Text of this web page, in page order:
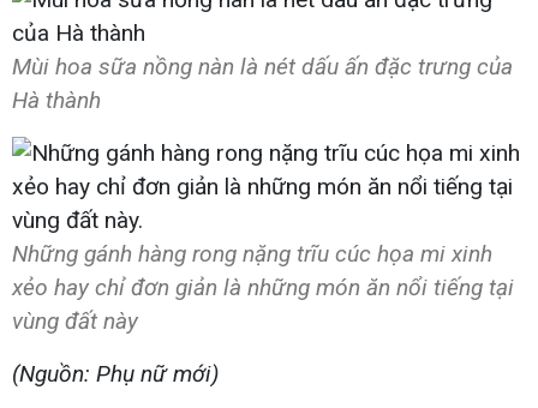
Mùi hoa sữa nồng nàn là nét dấu ấn đặc trưng của
Hà thành
Những gánh hàng rong nặng trĩu cúc họa mi xinh
xẻo hay chỉ đơn giản là những món ăn nổi tiếng tại
vùng đất này
(Nguồn: Phụ nữ mới)